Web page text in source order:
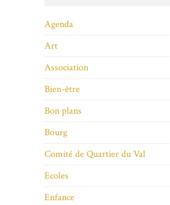
Agenda
Art
Association
Bien-être
Bon plans
Bourg
Comité de Quartier du Val
Ecoles
Enfance